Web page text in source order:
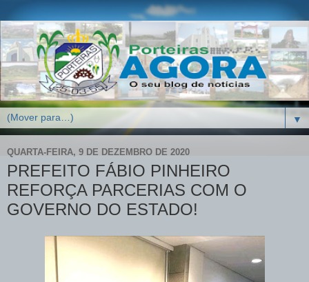
▼
QUARTA-FEIRA, 9 DE DEZEMBRO DE 2020
PREFEITO FÁBIO PINHEIRO
REFORÇA PARCERIAS COM O
GOVERNO DO ESTADO!